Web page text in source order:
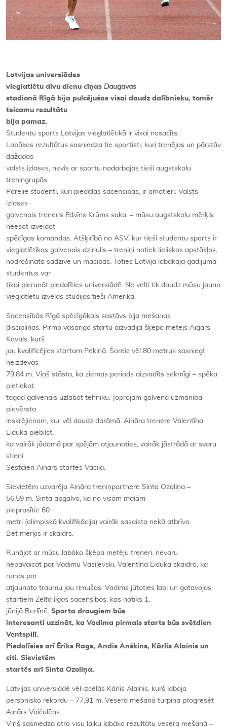
Latvijas universiādes
vieglatlētu divu dienu cīņas Daugavas
stadionā Rīgā bija pulcējušas visai daudz dalībnieku, tomēr
teicamu rezultātu
bija pamaz.
Studentu sports Latvijas vieglatlētikā ir visai nosacīts.
Labākos rezultātus sasniedza tie sportisti, kuri trenējas un pārstāv
dažādas
valsts izlases, nevis ar sportu nodarbojas tieši augstskolu
treniņgrupās.
Pārējie studenti, kuri piedalās sacensībās, ir amatieri. Valsts
izlases
galvenais treneris Edvīns Krūms saka, – mūsu augstskolu mērķis
neesot izveidot
spēcīgas komandas. Atšķirībā no ASV, kur tieši studentu sports ir
vieglatlētikas galvenais dzinulis – treniņi notiek lieliskos apstākļos,
nodrošināta sadzīve un mācības. Toties Latvijā labākajā gadījumā
studentus var
tikai pierunāt piedalīties universiādē. Ne velti tik daudz mūsu jauno
vieglatlētu izvēlas studijas tieši Amerikā.
Sacensībās Rīgā spēcīgākais sastāvs bija mešanas
disciplīnās. Pirmo vasarīgo startu aizvadīja šķēpa metējs Aigars
Kovals, kurš
jau kvalificējies startam Pekinā. Šoreiz vēl 80 metrus sasniegt
neizdevās –
79,84 m. Viņš stāsta, ka ziemas periods aizvadīts sekmīgi – spēka
pietiekot,
tagad galvenais uzlabot tehniku. Joprojām galvenā uzmanība
pievērsta
ieskrējienam, kur vēl daudz darāmā. Aināra trenere Valentīna
Eiduka piebilst,
ka vairāk jādomā par spējām atjaunoties, vairāk jāstrādā ar svaru
stieni.
Sestdien Ainārs startēs Vācijā.
Sievietēm uzvarēja Aināra treniņpartnere Sinta Ozoliņa –
56,59 m. Sinta apgalvo, ka no visām malām
pieprasītie 60
metri (olimpiskā kvalifikācija) vairāk sasaista nekā atbrīvo.
Bet mērķis ir skaidrs.
Runājot ar mūsu labāko šķēpa metēju treneri, nevaru
nepavaicāt par Vadimu Vasiļevski. Valentīna Eiduka skaidro, ka
runas par
atjaunoto traumu jau rimušas. Vadims jūtoties labi un gatavojas
startiem Zelta līgas sacensībās, kas notiks 1.
jūnijā Berlīnē. Sporta draugiem būs
interesanti uzzināt, ka Vadima pirmais starts būs svētdien
Ventspilī.
Piedalīsies arī Ēriks Rags, Andis Anškins, Kārlis Alainis un
citi. Sievietēm
startēs arī Sinta Ozoliņa.
Latvijas universiādē vēl izcēlās Kārlis Alainis, kurš laboja
personisko rekordu – 77,91 m. Vesera mešanā turpina progresēt
Ainārs Vaičulēns.
Viņš sasniedza otro visu laiku labāko rezultātu vesera mešanā –